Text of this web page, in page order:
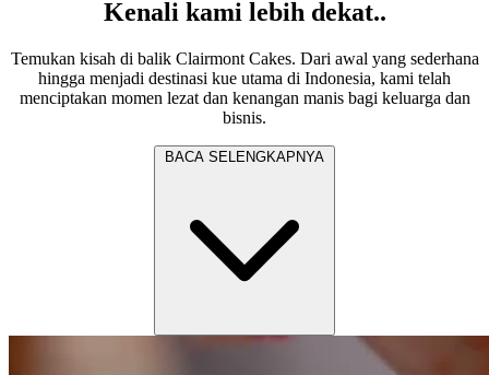
Kenali kami lebih dekat..
Temukan kisah di balik Clairmont Cakes. Dari awal yang sederhana
hingga menjadi destinasi kue utama di Indonesia, kami telah
menciptakan momen lezat dan kenangan manis bagi keluarga dan
bisnis.